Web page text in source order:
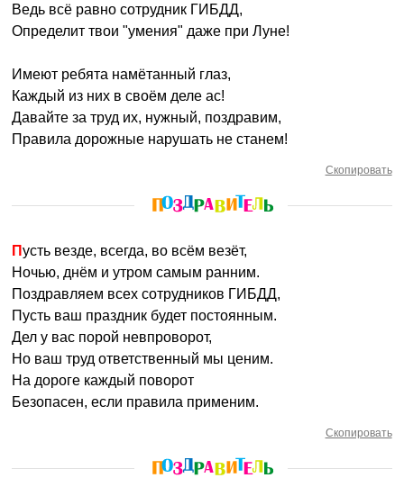
Ведь всё равно сотрудник ГИБДД,
Определит твои "умения" даже при Луне!
Имеют ребята намётанный глаз,
Каждый из них в своём деле ас!
Давайте за труд их, нужный, поздравим,
Правила дорожные нарушать не станем!
Скопировать
Пусть везде, всегда, во всём везёт,
Ночью, днём и утром самым ранним.
Поздравляем всех сотрудников ГИБДД,
Пусть ваш праздник будет постоянным.
Дел у вас порой невпроворот,
Но ваш труд ответственный мы ценим.
На дороге каждый поворот
Безопасен, если правила применим.
Скопировать